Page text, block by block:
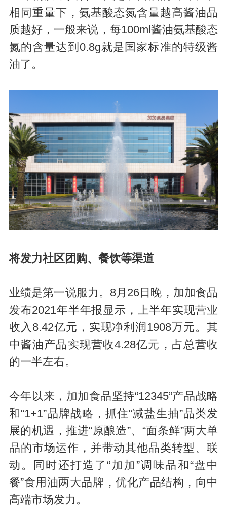
相同重量下，氨基酸态氮含量越高酱油品
质越好，一般来说，每100ml酱油氨基酸态
氮的含量达到0.8g就是国家标准的特级酱
油了。
将发力社区团购、餐饮等渠道
业绩是第一说服力。8月26日晚，加加食品
发布2021年半年报显示，上半年实现营业
收入8.42亿元，实现净利润1908万元。其
中酱油产品实现营收4.28亿元，占总营收
的一半左右。
今年以来，加加食品坚持“12345”产品战略
和“1+1”品牌战略，抓住“减盐生抽”品类发
展的机遇，推进“原酿造”、“面条鲜”两大单
品的市场运作，并带动其他品类转型、联
动。同时还打造了“加加”调味品和“盘中
餐”食用油两大品牌，优化产品结构，向中
高端市场发力。